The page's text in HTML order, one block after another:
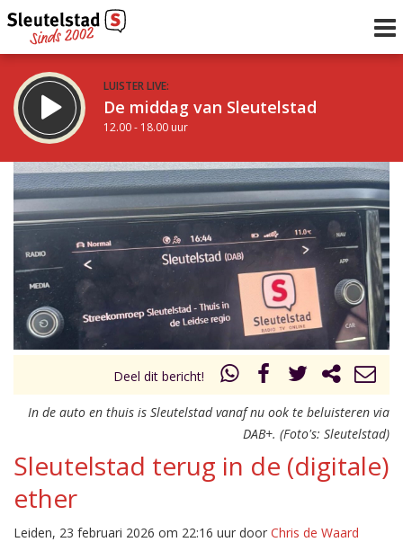
LUISTER LIVE:
De middag van Sleutelstad
12.00 - 18.00 uur
STRAKS:
De avond van Sleutelstad
18.00 - 19.00 uur
Vorig uur
uur 1 van 0 Volgend uur
Deel dit bericht!
In de auto en thuis is Sleutelstad vanaf nu ook te beluisteren via
DAB+. (Foto's: Sleutelstad)
Sleutelstad terug in de (digitale)
ether
Leiden, 23 februari 2026 om 22:16 uur door Chris de Waard